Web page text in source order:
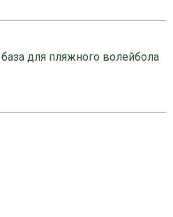
для пляжного волейбола